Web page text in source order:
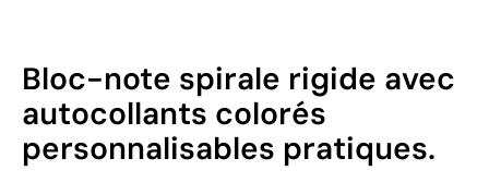
Bloc-note spirale rigide avec
autocollants colorés
personnalisables pratiques.